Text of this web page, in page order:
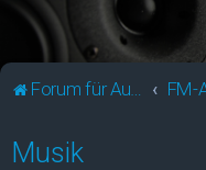
Forum für Audio und Video
Musik